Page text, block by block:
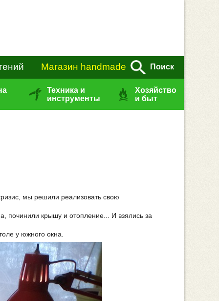
Магазин handmade Поиск
Техника и
инструменты
Хозяйство
и быт
мы решили реализовать свою
починили крышу и отопление... И взялись за
у южного окна.